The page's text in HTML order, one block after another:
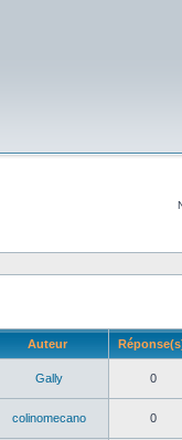
Auteur
Gally 0
colinomecano 0